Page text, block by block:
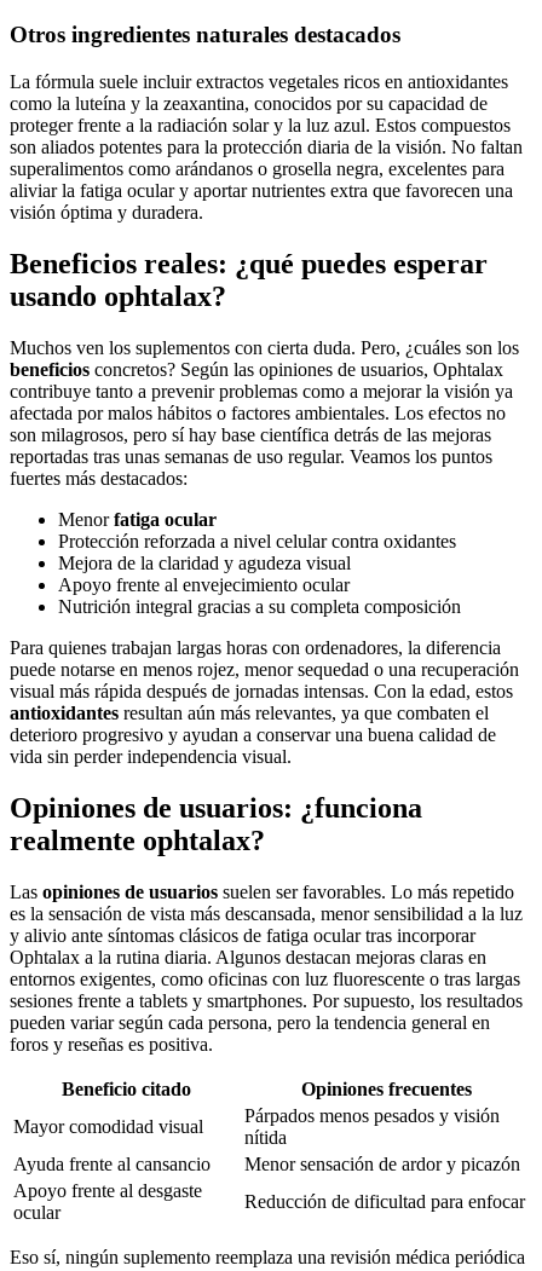
Otros ingredientes naturales destacados
La fórmula suele incluir extractos vegetales ricos en antioxidantes
como la luteína y la zeaxantina, conocidos por su capacidad de
proteger frente a la radiación solar y la luz azul. Estos compuestos
son aliados potentes para la protección diaria de la visión. No faltan
superalimentos como arándanos o grosella negra, excelentes para
aliviar la fatiga ocular y aportar nutrientes extra que favorecen una
visión óptima y duradera.
Beneficios reales: ¿qué puedes esperar
usando ophtalax?
Muchos ven los suplementos con cierta duda. Pero, ¿cuáles son los
beneficios concretos? Según las opiniones de usuarios, Ophtalax
contribuye tanto a prevenir problemas como a mejorar la visión ya
afectada por malos hábitos o factores ambientales. Los efectos no
son milagrosos, pero sí hay base científica detrás de las mejoras
reportadas tras unas semanas de uso regular. Veamos los puntos
fuertes más destacados:
Menorfatiga ocular
Protección reforzada a nivel celular contra oxidantes
Mejora de la claridad y agudeza visual
Apoyo frente al envejecimiento ocular
Nutrición integral gracias a su completa composición
Para quienes trabajan largas horas con ordenadores, la diferencia
puede notarse en menos rojez, menor sequedad o una recuperación
visual más rápida después de jornadas intensas. Con la edad, estos
antioxidantes resultan aún más relevantes, ya que combaten el
deterioro progresivo y ayudan a conservar una buena calidad de
vida sin perder independencia visual.
Opiniones de usuarios: ¿funciona
realmente ophtalax?
Las opiniones de usuarios suelen ser favorables. Lo más repetido
es la sensación de vista más descansada, menor sensibilidad a la luz
y alivio ante síntomas clásicos de fatiga ocular tras incorporar
Ophtalax a la rutina diaria. Algunos destacan mejoras claras en
entornos exigentes, como oficinas con luz fluorescente o tras largas
sesiones frente a tablets y smartphones. Por supuesto, los resultados
pueden variar según cada persona, pero la tendencia general en
foros y reseñas es positiva.
Beneficio citado
Opiniones frecuentes
Mayor comodidad visual
Párpados menos pesados y visión
nítida
Ayuda frente al cansancio
Menor sensación de ardor y picazón
Apoyo frente al desgaste
ocular
Reducción de dificultad para enfocar
Eso sí, ningún suplemento reemplaza una revisión médica periódica